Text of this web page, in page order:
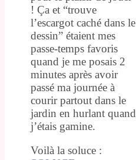
! Ça et “trouve
l’escargot caché dans le
dessin” étaient mes
passe-temps favoris
quand je me posais 2
minutes après avoir
passé ma journée à
courir partout dans le
jardin en hurlant quand
j’étais gamine.
Voilà la soluce :